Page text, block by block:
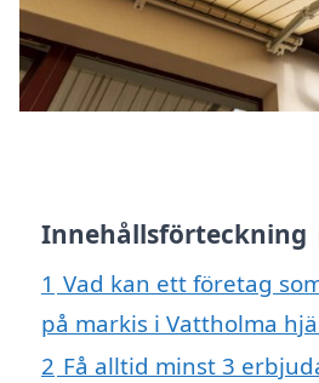
Innehållsförteckning
1 Vad kan ett företag
på markis i Vattholma
2 Få alltid minst 3